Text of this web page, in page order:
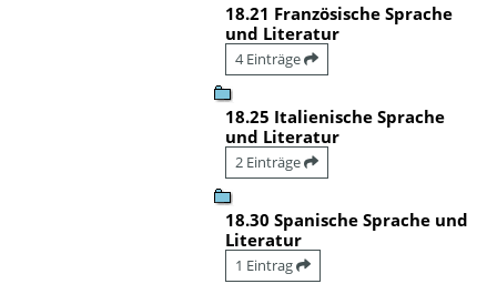
18.21 Französische Sprache
und Literatur
4 Einträge
18.25 Italienische Sprache
und Literatur
2 Einträge
18.30 Spanische Sprache und
Literatur
1 Eintrag